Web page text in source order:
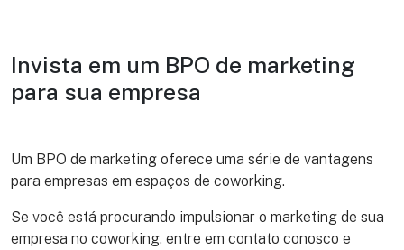
Invista em um BPO de marketing
para sua empresa
Um BPO de marketing oferece uma série de vantagens
para empresas em espaços de coworking.
Se você está procurando impulsionar o marketing de sua
empresa no coworking, entre em contato conosco e